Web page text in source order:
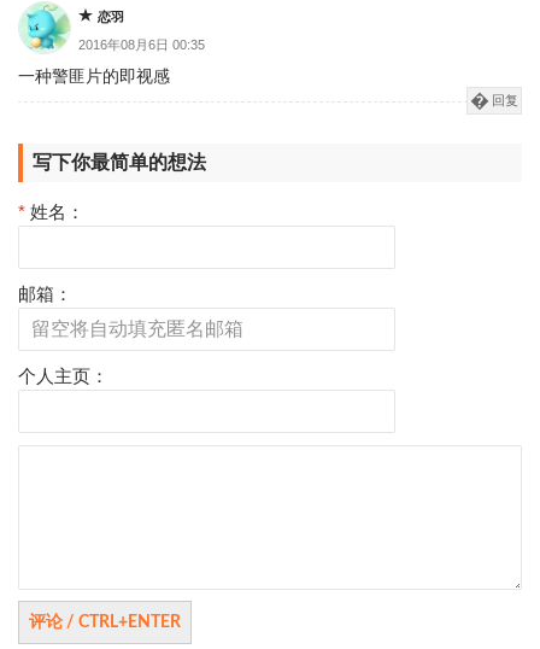
恋羽
2016年08月6日 00:35
一种警匪片的即视感
回复
写下你最简单的想法
* 姓名：
邮箱：
个人主页：